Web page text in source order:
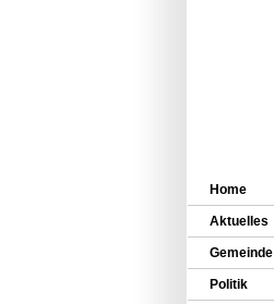
Home
Aktuelles
Gemeinde
Politik